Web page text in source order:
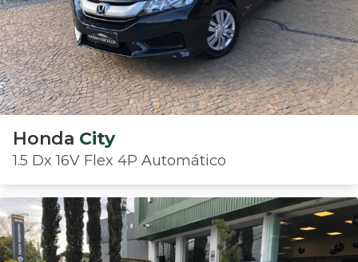
Honda City
1.5 Dx 16V Flex 4P Automático